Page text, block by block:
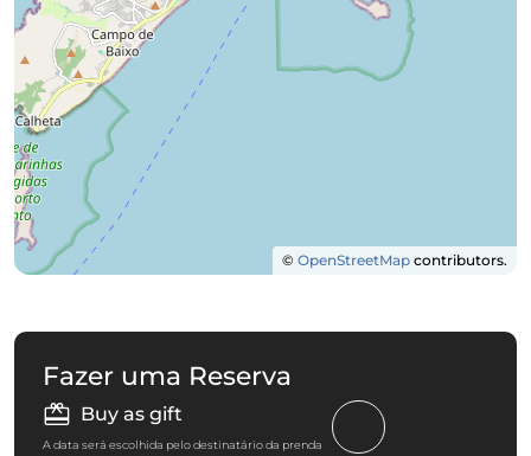
© OpenStreetMap contributors.
Fazer uma Reserva
Buy as gift
A data será escolhida pelo destinatário da prenda